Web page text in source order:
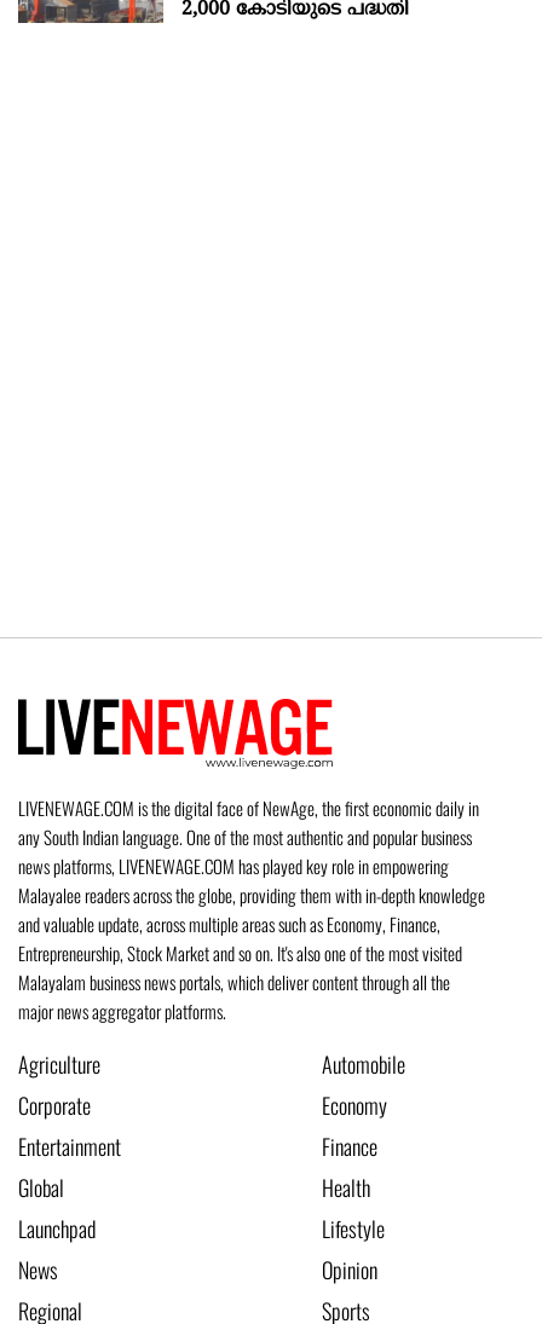
2,000 കോടിയുടെ പദ്ധതി
LIVENEWAGE.COM is the digital face of NewAge, the first economic daily in
any South Indian language. One of the most authentic and popular business
news platforms, LIVENEWAGE.COM has played key role in empowering
Malayalee readers across the globe, providing them with in-depth knowledge
and valuable update, across multiple areas such as Economy, Finance,
Entrepreneurship, Stock Market and so on. It's also one of the most visited
Malayalam business news portals, which deliver content through all the
major news aggregator platforms.
Agriculture
Automobile
Corporate
Economy
Entertainment
Finance
Global
Health
Launchpad
Lifestyle
News
Opinion
Regional
Sports